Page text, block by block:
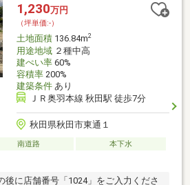
1,230万円
（坪単価:-）
土地面積136.84m2
用途地域２種中高
建ぺい率60%
容積率200%
建築条件あり
ＪＲ奥羽本線 秋田駅 徒歩7分
秋田県秋田市東通１
南道路
本下水
後に店舗番号「1024」をご入力くださ